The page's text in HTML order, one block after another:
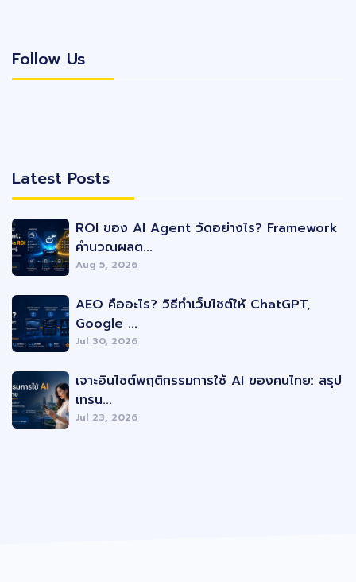
Follow Us
Latest Posts
ROI ของ AI Agent วัดอย่างไร? Framework
คำนวณผลต...
Aug 5, 2026
AEO คืออะไร? วิธีทำเว็บไซต์ให้ ChatGPT,
Google ...
Jul 30, 2026
เจาะอินไซต์พฤติกรรมการใช้ AI ของคนไทย: สรุป
เทรน...
Jul 23, 2026